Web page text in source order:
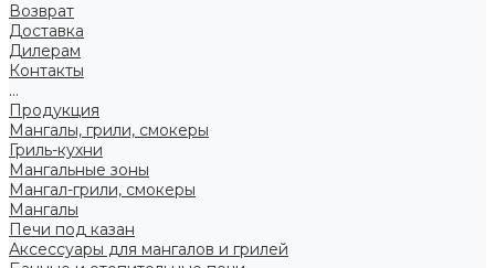
Возврат
Доставка
Дилерам
Контакты
...
Продукция
Мангалы, грили, смокеры
Гриль-кухни
Мангальные зоны
Мангал-грили, смокеры
Мангалы
Печи под казан
Аксессуары для мангалов и грилей